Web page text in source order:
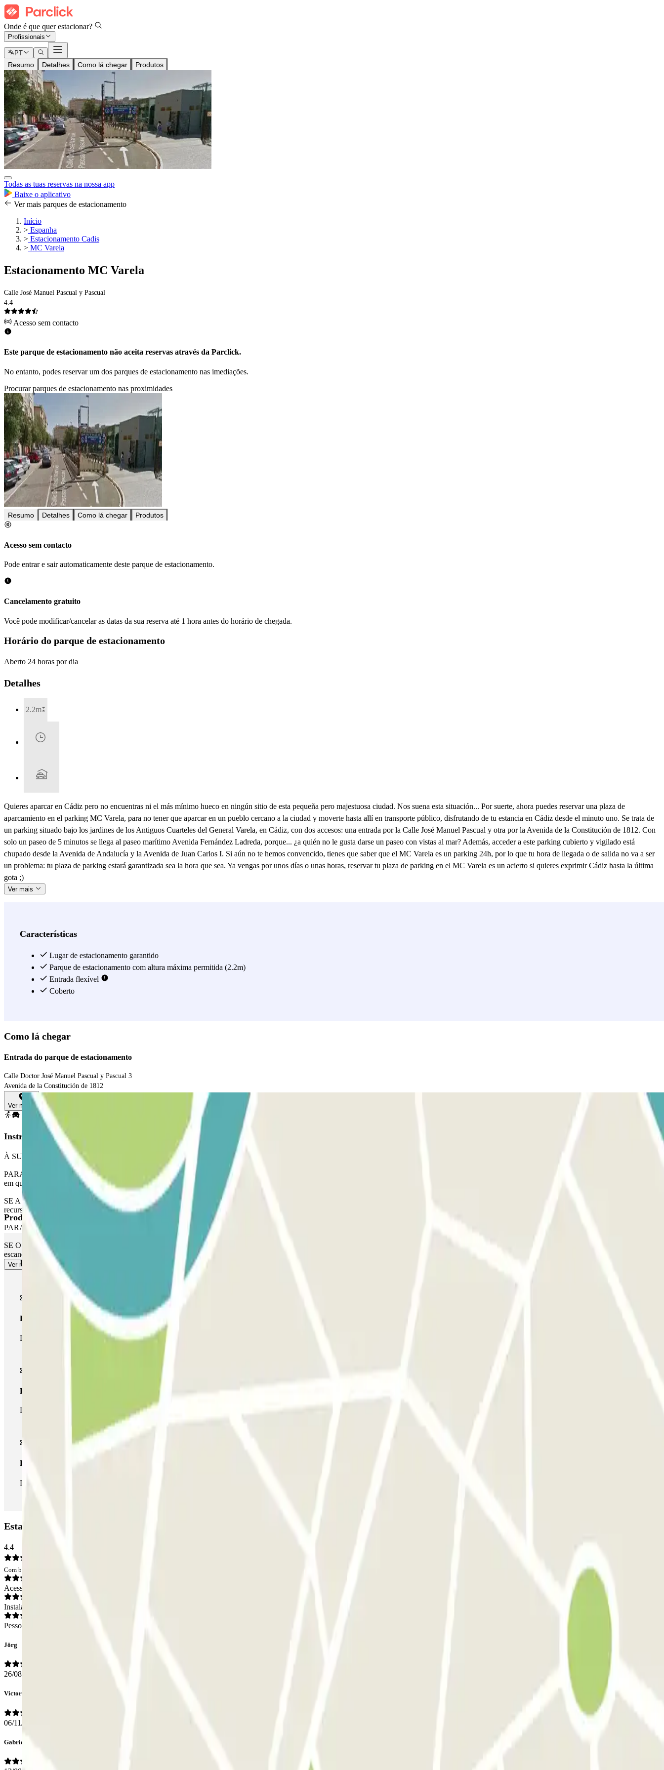
Onde é que quer estacionar?
Profissionais
PT
Resumo Detalhes Como lá chegar Produtos
Todas as tuas reservas na nossa app
Baixe o aplicativo
Ver mais parques de estacionamento
Início
> Espanha
> Estacionamento Cadis
> MC Varela
Estacionamento MC Varela
Calle José Manuel Pascual y Pascual
4.4
Acesso sem contacto
Este parque de estacionamento não aceita reservas através da Parclick.
No entanto, podes reservar um dos parques de estacionamento nas imediações.
Procurar parques de estacionamento nas proximidades
Resumo Detalhes Como lá chegar Produtos
Acesso sem contacto
Pode entrar e sair automaticamente deste parque de estacionamento.
Cancelamento gratuito
Você pode modificar/cancelar as datas da sua reserva até 1 hora antes do horário de chegada.
Horário do parque de estacionamento
Aberto 24 horas por dia
Detalhes
2.2m
Quieres aparcar en Cádiz pero no encuentras ni el más mínimo hueco en ningún sitio de esta pequeña pero majestuosa ciudad. Nos suena esta situación... Por suerte, ahora puedes reservar una plaza de
aparcamiento en el parking MC Varela, para no tener que aparcar en un pueblo cercano a la ciudad y moverte hasta allí en transporte público, disfrutando de tu estancia en Cádiz desde el minuto uno. Se trata de
un parking situado bajo los jardines de los Antiguos Cuarteles del General Varela, en Cádiz, con dos accesos: una entrada por la Calle José Manuel Pascual y otra por la Avenida de la Constitución de 1812. Con
solo un paseo de 5 minutos se llega al paseo marítimo Avenida Fernández Ladreda, porque... ¿a quién no le gusta darse un paseo con vistas al mar? Además, acceder a este parking cubierto y vigilado está
chupado desde la Avenida de Andalucía y la Avenida de Juan Carlos I. Si aún no te hemos convencido, tienes que saber que el MC Varela es un parking 24h, por lo que tu hora de llegada o de salida no va a ser
un problema: tu plaza de parking estará garantizada sea la hora que sea. Ya vengas por unos días o unas horas, reservar tu plaza de parking en el MC Varela es un acierto si quieres exprimir Cádiz hasta la última
gota ;)
Ver mais
Características
Lugar de estacionamento garantido
Parque de estacionamento com altura máxima permitida (2.2m)
Entrada flexível
Coberto
Como lá chegar
Entrada do parque de estacionamento
Calle Doctor José Manuel Pascual y Pascual 3
Avenida de la Constitución de 1812
Ver mapa
Instruções
À SUA CHEGADA: Aceda ao parque de estacionamento.
PARA ABRIR A BARREIRA: Pare em frente à barreira. O leitor de matriculas fará o reconhecimento da sua viatura e a barreira se abrirá automaticamente sem a necessidade de apertar nenhum botão. Estacione
em qualquer lugar livre.
SE A BARREIRA NÃO FOR ABERTA: se o leitor não reconhecer sua placa, aproxime o código QR do leitor e a barreira se abrirá automaticamente sem a necessidade de apertar nenhum botão. Em último
recurso, utilizar o intercomunicador 24h para abrir a barreira.
PARA SAIR: Pare em frente à barreira. O leitor de matriculas fará o reconhecimento da sua viatura.
SE O SEU PASSE PERMITE ENTRADAS E SAIDAS ILIMITADAS: Siga as mesmas instruções indicadas anteriormente para entrar e sair. Se você excedeu o tempo de sua estadia: vá até o caixa eletrônico e
escaneie o QR para pagar o excesso com cartão de crédito. O excesso será calculado com base na tarifa de estacionamento.
Ver mais
Produtos Parclick
Produtos Parclick
Passe simples
Durante a sua estadia, só poderá entrar e sair do parque de estacionamento uma vez.
Passe multiestacionamento
Durante a sua estadia, pode utilizar toda a rede de parques de estacionamento deste operador disponível em Parclick.
Passe ilimitado
Durante a sua estadia, pode entrar e sair do parque de estacionamento as vezes que quiser.
Estacionamento MC Varela: Opiniões
4.4
Com base em 18 opiniões
Acesso
Instalações
Pessoal
Jörg
26/08/2025
Victor
06/11/2024
Gabriela Patric